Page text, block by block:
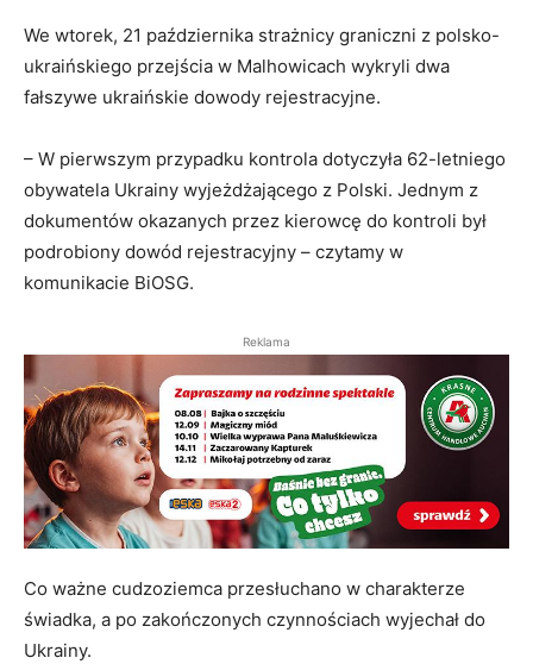
We wtorek, 21 października strażnicy graniczni z polsko-
ukraińskiego przejścia w Malhowicach wykryli dwa
fałszywe ukraińskie dowody rejestracyjne.
– W pierwszym przypadku kontrola dotyczyła 62-letniego
obywatela Ukrainy wyjeżdżającego z Polski. Jednym z
dokumentów okazanych przez kierowcę do kontroli był
podrobiony dowód rejestracyjny – czytamy w
komunikacie BiOSG.
Reklama
Co ważne cudzoziemca przesłuchano w charakterze
świadka, a po zakończonych czynnościach wyjechał do
Ukrainy.